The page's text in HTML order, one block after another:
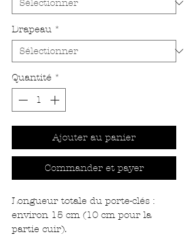
Drapeau *
Quantité *
Ajouter au panier
Commander et payer
Longueur totale du porte-clés :
environ 15 cm (10 cm pour la
partie cuir).